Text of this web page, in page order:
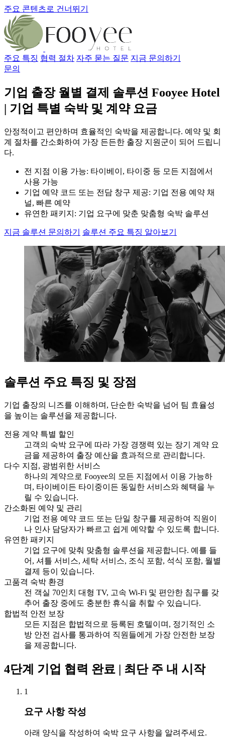
주요 콘텐츠로 건너뛰기
주요 특징 협력 절차 자주 묻는 질문 지금 문의하기
문의
기업 출장 월별 결제 솔루션 Fooyee Hotel
| 기업 특별 숙박 및 계약 요금
안정적이고 편안하며 효율적인 숙박을 제공합니다. 예약 및 회
계 절차를 간소화하여 가장 든든한 출장 지원군이 되어 드립니
다.
전 지점 이용 가능: 타이베이, 타이중 등 모든 지점에서
사용 가능
기업 예약 코드 또는 전담 창구 제공: 기업 전용 예약 채
널, 빠른 예약
유연한 패키지: 기업 요구에 맞춘 맞춤형 숙박 솔루션
지금 솔루션 문의하기 솔루션 주요 특징 알아보기
솔루션 주요 특징 및 장점
기업 출장의 니즈를 이해하며, 단순한 숙박을 넘어 팀 효율성
을 높이는 솔루션을 제공합니다.
전용 계약 특별 할인
고객의 숙박 요구에 따라 가장 경쟁력 있는 장기 계약 요
금을 제공하여 출장 예산을 효과적으로 관리합니다.
다수 지점, 광범위한 서비스
하나의 계약으로 Fooyee의 모든 지점에서 이용 가능하
며, 타이베이든 타이중이든 동일한 서비스와 혜택을 누
릴 수 있습니다.
간소화된 예약 및 관리
기업 전용 예약 코드 또는 단일 창구를 제공하여 직원이
나 인사 담당자가 빠르고 쉽게 예약할 수 있도록 합니다.
유연한 패키지
기업 요구에 맞춰 맞춤형 솔루션을 제공합니다. 예를 들
어, 셔틀 서비스, 세탁 서비스, 조식 포함, 석식 포함, 월별
결제 등이 있습니다.
고품격 숙박 환경
전 객실 70인치 대형 TV, 고속 Wi-Fi 및 편안한 침구를 갖
추어 출장 중에도 충분한 휴식을 취할 수 있습니다.
합법적 안전 보장
모든 지점은 합법적으로 등록된 호텔이며, 정기적인 소
방 안전 검사를 통과하여 직원들에게 가장 안전한 보장
을 제공합니다.
4단계 기업 협력 완료 | 최단 주 내 시작
1
요구 사항 작성
아래 양식을 작성하여 숙박 요구 사항을 알려주세요.